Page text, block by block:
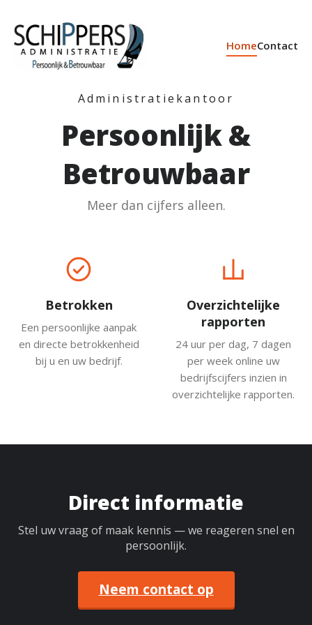
HomeContact
Administratiekantoor
Persoonlijk &
Betrouwbaar
Meer dan cijfers alleen.
Betrokken
Een persoonlijke aanpak
en directe betrokkenheid
bij u en uw bedrijf.
Overzichtelijke
rapporten
24 uur per dag, 7 dagen
per week online uw
bedrijfscijfers inzien in
overzichtelijke rapporten.
Direct informatie
Stel uw vraag of maak kennis — we reageren snel en
persoonlijk.
Neem contact op